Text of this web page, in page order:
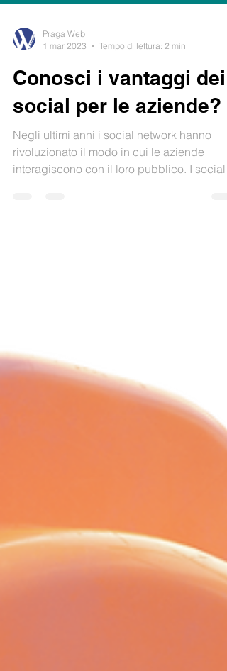
Conosci i vantaggi dei
social per le aziende?
Negli ultimi anni i social network hanno
rivoluzionato il modo in cui le aziende